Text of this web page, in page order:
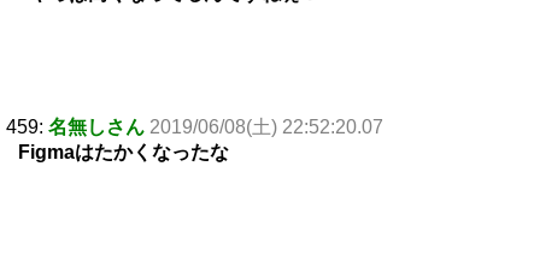
459: 名無しさん 2019/06/08(土) 22:52:20.07
Figmaはたかくなったな